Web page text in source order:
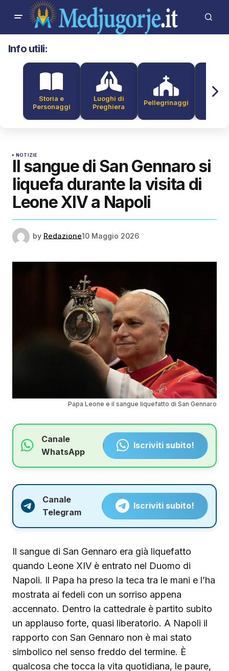
Info utili:
Storia e
Personaggi
Luoghi di
Preghiera
Pellegrinaggi
NOTIZIE
Il sangue di San Gennaro si
liquefa durante la visita di
Leone XIV a Napoli
by Redazione10 Maggio 2026
Papa Leone e il sangue liquefatto di San Gennaro
Canale
WhatsApp
Iscriviti subito!
Canale
Telegram
Iscriviti subito!
Il sangue di San Gennaro era già liquefatto
quando Leone XIV è entrato nel Duomo di
Napoli. Il Papa ha preso la teca tra le mani e l’ha
mostrata ai fedeli con un sorriso appena
accennato. Dentro la cattedrale è partito subito
un applauso forte, quasi liberatorio. A Napoli il
rapporto con San Gennaro non è mai stato
simbolico nel senso freddo del termine. È
qualcosa che tocca la vita quotidiana, le paure,